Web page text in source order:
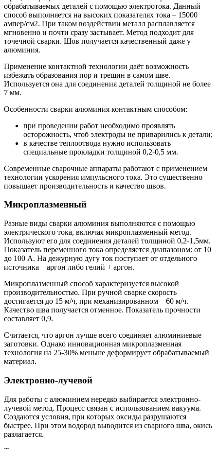
обрабатываемых деталей с помощью электротока. Данный
способ выполняется на высоких показателях тока – 15000
ампер/см2. При таком воздействии металл расплавляется
мгновенно и почти сразу застывает. Метод подходит для
точечной сварки. Шов получается качественный даже у
алюминия.
Применение контактной технологии даёт возможность
избежать образования пор и трещин в самом шве.
Используется она для соединения деталей толщиной не более
7 мм.
Особенности сварки алюминия контактным способом:
при проведении работ необходимо проявлять
осторожность, чтоб электроды не приварились к детали;
в качестве теплоотвода нужно использовать
специальные прокладки толщиной 0,2-0,5 мм.
Современные сварочные аппараты работают с применением
технологии ускорения импульсного тока. Это существенно
повышает производительность и качество швов.
Микроплазменный
Разные виды сварки алюминия выполняются с помощью
электрического тока, включая микроплазменный метод.
Используют его для соединения деталей толщиной 0,2-1,5мм.
Показатель переменного тока определяется диапазоном: от 10
до 100 А. На дежурную дугу ток поступает от отдельного
источника – аргон либо гелий + аргон.
Микроплазменный способ характеризуется высокой
производительностью. При ручной сварке скорость
достигается до 15 м/ч, при механизированном – 60 м/ч.
Качество шва получается отменное. Показатель прочности
составляет 0,9.
Считается, что аргон лучше всего соединяет алюминиевые
заготовки. Однако инновационная микроплазменная
технология на 25-30% меньше деформирует обрабатываемый
материал.
Электронно-лучевой
Для работы с алюминием нередко выбирается электронно-
лучевой метод. Процесс связан с использованием вакуума.
Создаются условия, при которых оксиды разрушаются
быстрее. При этом водород выводится из сварного шва, окись
разлагается.